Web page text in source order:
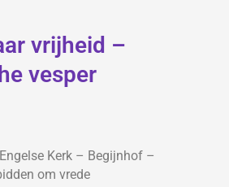
vrijheid –
vesper
Kerk – Begijnhof –
om vrede